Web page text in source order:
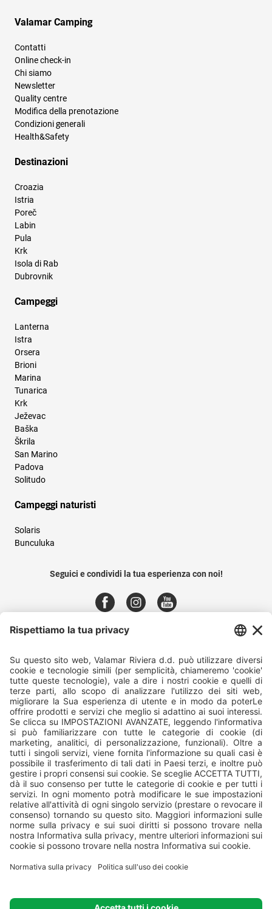
Valamar Camping
Contatti
Online check-in
Chi siamo
Newsletter
Quality centre
Modifica della prenotazione
Condizioni generali
Health&Safety
Destinazioni
Croazia
Istria
Poreč
Labin
Pula
Krk
Isola di Rab
Dubrovnik
Campeggi
Lanterna
Istra
Orsera
Brioni
Marina
Tunarica
Krk
Ježevac
Baška
Škrila
San Marino
Padova
Solitudo
Campeggi naturisti
Solaris
Bunculuka
Seguici e condividi la tua esperienza con noi!
Stancija Kaligari 1, Poreč, Croatia.© Valamar Camping